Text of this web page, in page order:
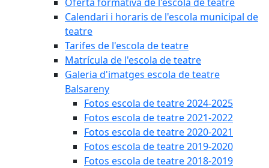
Calendari i horaris de l'escola municipal de
teatre
Tarifes de l'escola de teatre
Matrícula de l'escola de teatre
Galeria d'imatges escola de teatre
Balsareny
Fotos escola de teatre 2024-2025
Fotos escola de teatre 2021-2022
Fotos escola de teatre 2020-2021
Fotos escola de teatre 2019-2020
Fotos escola de teatre 2018-2019